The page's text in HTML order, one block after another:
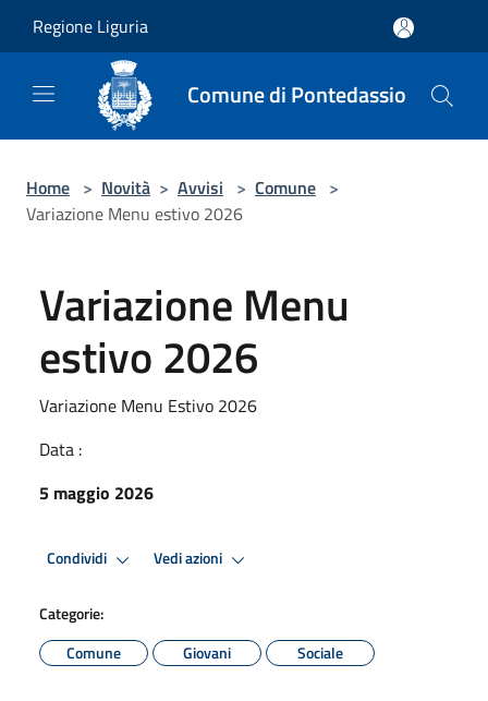
Regione Liguria
Comune di Pontedassio
Home > Novità > Avvisi > Comune >
Variazione Menu estivo 2026
Variazione Menu
estivo 2026
Variazione Menu Estivo 2026
Data :
5 maggio 2026
Condividi Vedi azioni
Categorie:
Comune
Giovani Sociale